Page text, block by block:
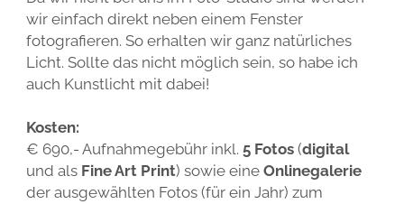
wir einfach direkt neben einem Fenster
fotografieren. So erhalten wir ganz natürliches
Licht. Sollte das nicht möglich sein, so habe ich
auch Kunstlicht mit dabei!
Kosten:
€ 690,- Aufnahmegebühr inkl. 5 Fotos(digital
und als Fine Art Print) sowie eine Onlinegalerie
der ausgewählten Fotos (für ein Jahr) zum